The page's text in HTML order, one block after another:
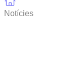
Notícies